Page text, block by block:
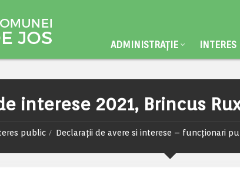
ADMINISTRAȚIE INTERES
interese 2021, Brincus
public Declarații de avere si interese – funcționari